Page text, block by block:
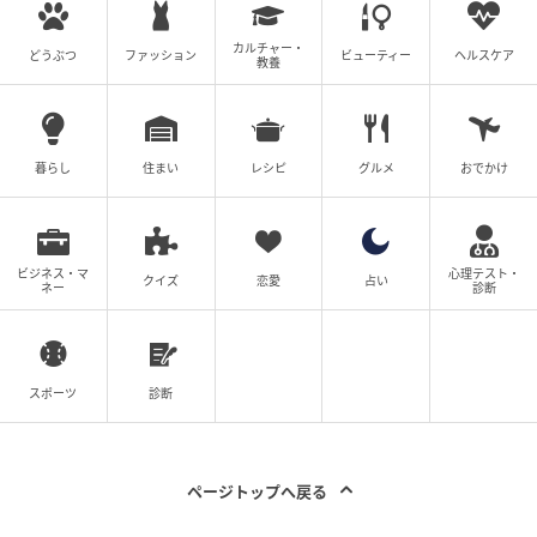
どうぶつ ファッション
カルチャー・
教養
ビューティー ヘルスケア
暮らし 住まい レシピ グルメ おでかけ
ビジネス・マ
ネー
クイズ 恋愛 占い
心理テスト・
診断
スポーツ 診断
ページトップへ戻る